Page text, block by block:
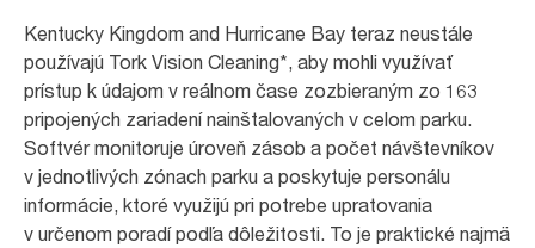
Kentucky Kingdom and Hurricane Bay teraz neustále
používajú Tork Vision Cleaning*, aby mohli využívať
prístup k údajom v reálnom čase zozbieraným zo 163
pripojených zariadení nainštalovaných v celom parku.
Softvér monitoruje úroveň zásob a počet návštevníkov
v jednotlivých zónach parku a poskytuje personálu
informácie, ktoré využijú pri potrebe upratovania
v určenom poradí podľa dôležitosti. To je praktické najmä